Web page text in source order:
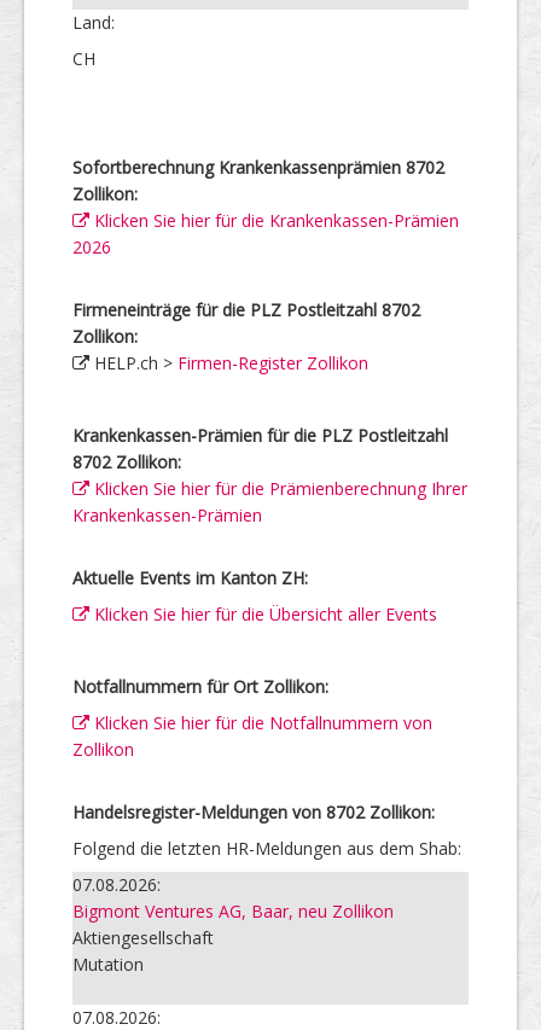
Land:
CH
Sofortberechnung Krankenkassenprämien 8702
Zollikon:
Klicken Sie hier für die Krankenkassen-Prämien
2026
Firmeneinträge für die PLZ Postleitzahl 8702
Zollikon:
HELP.ch > Firmen-Register Zollikon
Krankenkassen-Prämien für die PLZ Postleitzahl
8702 Zollikon:
Klicken Sie hier für die Prämienberechnung Ihrer
Krankenkassen-Prämien
Aktuelle Events im Kanton ZH:
Klicken Sie hier für die Übersicht aller Events
Notfallnummern für Ort Zollikon:
Klicken Sie hier für die Notfallnummern von
Zollikon
Handelsregister-Meldungen von 8702 Zollikon:
Folgend die letzten HR-Meldungen aus dem Shab:
07.08.2026:
Bigmont Ventures AG, Baar, neu Zollikon
Aktiengesellschaft
Mutation
07.08.2026: